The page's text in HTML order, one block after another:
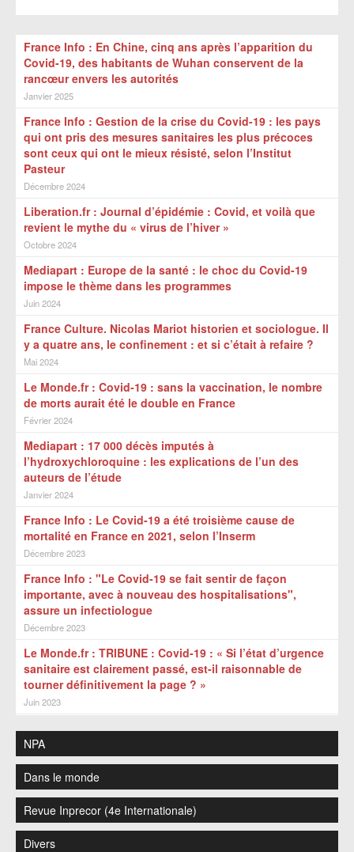
France Info : En Chine, cinq ans après l’apparition du
Covid-19, des habitants de Wuhan conservent de la
rancœur envers les autorités
Janvier 2025
France Info : Gestion de la crise du Covid-19 : les pays
qui ont pris des mesures sanitaires les plus précoces
sont ceux qui ont le mieux résisté, selon l’Institut
Pasteur
Décembre 2024
Liberation.fr : Journal d’épidémie : Covid, et voilà que
revient le mythe du « virus de l’hiver »
Octobre 2024
Mediapart : Europe de la santé : le choc du Covid-19
impose le thème dans les programmes
Juin 2024
France Culture. Nicolas Mariot historien et sociologue. Il
y a quatre ans, le confinement : et si c’était à refaire ?
Mai 2024
Le Monde.fr : Covid-19 : sans la vaccination, le nombre
de morts aurait été le double en France
Février 2024
Mediapart : 17 000 décès imputés à
l’hydroxychloroquine : les explications de l’un des
auteurs de l’étude
Janvier 2024
France Info : Le Covid-19 a été troisième cause de
mortalité en France en 2021, selon l’Inserm
Décembre 2023
France Info : "Le Covid-19 se fait sentir de façon
importante, avec à nouveau des hospitalisations",
assure un infectiologue
Décembre 2023
Le Monde.fr : TRIBUNE : Covid-19 : « Si l’état d’urgence
sanitaire est clairement passé, est-il raisonnable de
tourner définitivement la page ? »
Juin 2023
NPA
Dans le monde
Revue Inprecor (4e Internationale)
Divers